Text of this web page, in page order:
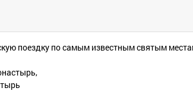
поездку по самым известным святым